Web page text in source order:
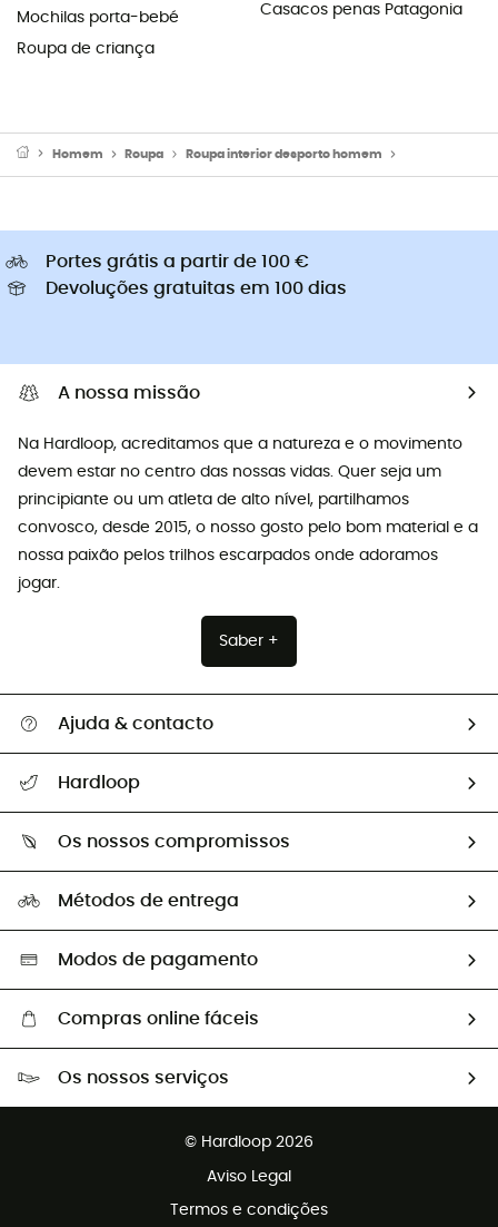
Mochilas porta-bebé
Roupa de criança
Casacos penas Patagonia
Homem Roupa Roupa interior desporto homem
Portes grátis a partir de 100 €
Devoluções gratuitas em 100 dias
A nossa missão
Na Hardloop, acreditamos que a natureza e o movimento
devem estar no centro das nossas vidas. Quer seja um
principiante ou um atleta de alto nível, partilhamos
convosco, desde 2015, o nosso gosto pelo bom material e a
nossa paixão pelos trilhos escarpados onde adoramos
jogar.
Saber +
Ajuda & contacto
Guia de tamanhos
Trocas & Devoluções
Hardloop
Os nossos embaixadores
Os nossos compromissos
Seleção eco-responsável
Métodos de entrega
Modos de pagamento
Compras online fáceis
Os nossos serviços
© Hardloop 2026
Aviso Legal
Termos e condições